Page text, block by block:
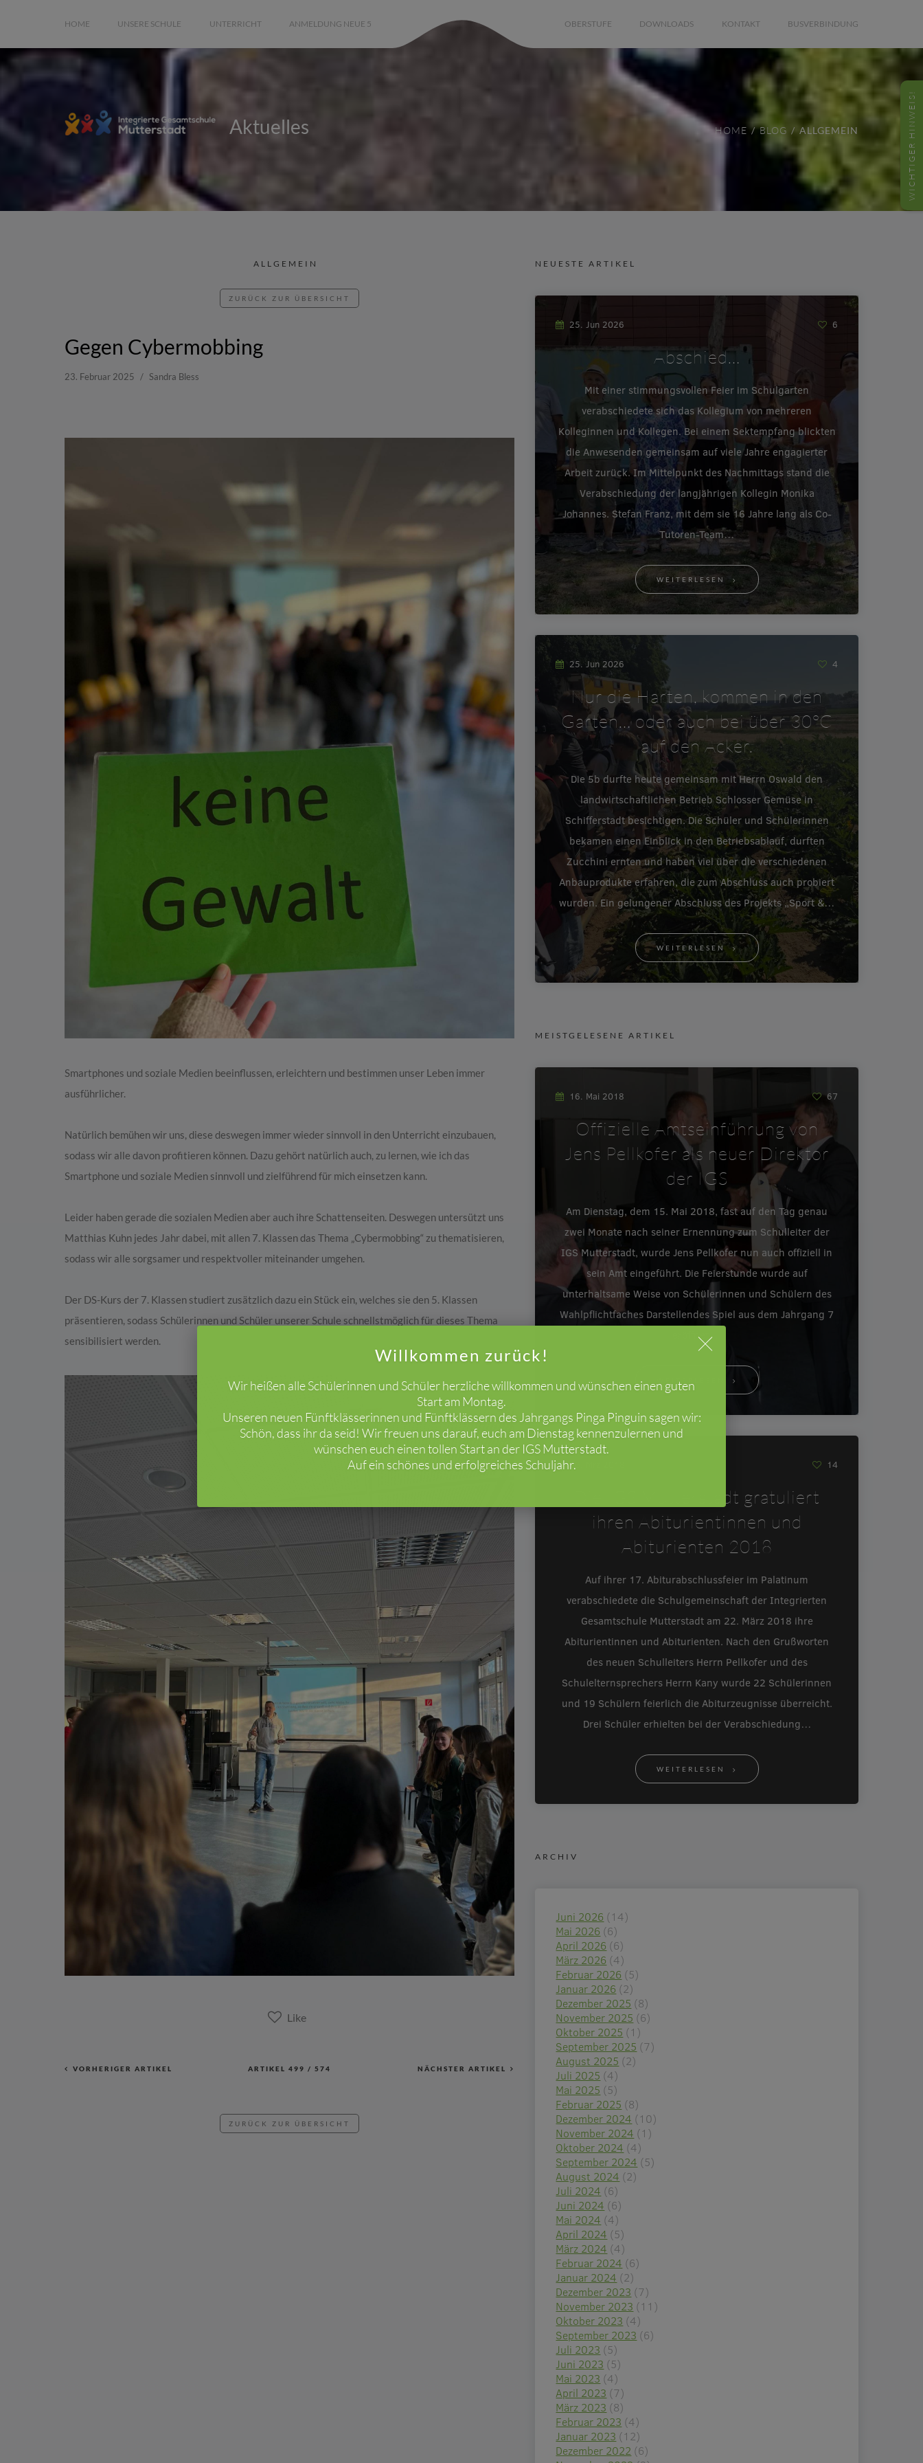
WICHTIGER HINWEIS!
Willkommen zurück!
Wir heißen alle Schülerinnen und Schüler herzliche willkommen und wünschen einen guten
Start am Montag.
Unseren neuen Fünftklässerinnen und Fünftklässern des Jahrgangs Pinga Pinguin sagen wir:
Schön, dass ihr da seid! Wir freuen uns darauf, euch am Dienstag kennenzulernen und
wünschen euch einen tollen Start an der IGS Mutterstadt.
Auf ein schönes und erfolgreiches Schuljahr.
HOME UNSERE SCHULE UNTERRICHT ANMELDUNG NEUE 5 OBERSTUFE DOWNLOADS KONTAKT BUSVERBINDUNG
Aktuelles HOME BLOG ALLGEMEIN
ALLGEMEIN
ZURÜCK ZUR ÜBERSICHT
Gegen Cybermobbing
23. Februar 2025 Sandra Bless
Smartphones und soziale Medien beeinflussen, erleichtern und bestimmen unser Leben immer
ausführlicher.
Natürlich bemühen wir uns, diese deswegen immer wieder sinnvoll in den Unterricht einzubauen,
sodass wir alle davon profitieren können. Dazu gehört natürlich auch, zu lernen, wie ich das
Smartphone und soziale Medien sinnvoll und zielführend für mich einsetzen kann.
Leider haben gerade die sozialen Medien aber auch ihre Schattenseiten. Deswegen untersützt uns
Matthias Kuhn jedes Jahr dabei, mit allen 7. Klassen das Thema „Cybermobbing“ zu thematisieren,
sodass wir alle sorgsamer und respektvoller miteinander umgehen.
Der DS-Kurs der 7. Klassen studiert zusätzlich dazu ein Stück ein, welches sie den 5. Klassen
präsentieren, sodass Schülerinnen und Schüler unserer Schule schnellstmöglich für dieses Thema
sensibilisiert werden.
VORHERIGER ARTIKEL ARTIKEL499 / 574 NÄCHSTER ARTIKEL
ZURÜCK ZUR ÜBERSICHT
NEUESTE ARTIKEL
25. Jun 2026 6
Abschied…
Mit einer stimmungsvollen Feier im Schulgarten
verabschiedete sich das Kollegium von mehreren
Kolleginnen und Kollegen. Bei einem Sektempfang blickten
die Anwesenden gemeinsam auf viele Jahre engagierter
Arbeit zurück. Im Mittelpunkt des Nachmittags stand die
Verabschiedung der langjährigen Kollegin Monika
Johannes. Stefan Franz, mit dem sie 16 Jahre lang als Co-
Tutoren-Team…
WEITERLESEN
25. Jun 2026 4
Nur die Harten, kommen in den
Garten… oder auch bei über 30°C
auf den Acker.
Die 5b durfte heute gemeinsam mit Herrn Oswald den
landwirtschaftlichen Betrieb Schlosser Gemüse in
Schifferstadt besichtigen. Die Schüler und Schülerinnen
bekamen einen Einblick in den Betriebsablauf, durften
Zucchini ernten und haben viel über die verschiedenen
Anbauprodukte erfahren, die zum Abschluss auch probiert
wurden. Ein gelungener Abschluss des Projekts „Sport &…
WEITERLESEN
MEISTGELESENE ARTIKEL
16. Mai 2018 67
Offizielle Amtseinführung von
Jens Pellkofer als neuer Direktor
der IGS
Am Dienstag, dem 15. Mai 2018, fast auf den Tag genau
zwei Monate nach seiner Ernennung zum Schulleiter der
IGS Mutterstadt, wurde Jens Pellkofer nun auch offiziell in
sein Amt eingeführt. Die Feierstunde wurde auf
unterhaltsame Weise von Schülerinnen und Schülern des
Wahlpflichtfaches Darstellendes Spiel aus dem Jahrgang 7
eröffnet.…
WEITERLESEN
26. Mrz 2018 14
Die IGS Mutterstadt gratuliert
ihren Abiturientinnen und
Abiturienten 2018
Auf ihrer 17. Abiturabschlussfeier im Palatinum
verabschiedete die Schulgemeinschaft der Integrierten
Gesamtschule Mutterstadt am 22. März 2018 ihre
Abiturientinnen und Abiturienten. Nach den Grußworten
des neuen Schulleiters Herrn Pellkofer und des
Schulelternsprechers Herrn Kany wurde 22 Schülerinnen
und 19 Schülern feierlich die Abiturzeugnisse überreicht.
Drei Schüler erhielten bei der Verabschiedung…
WEITERLESEN
ARCHIV
Juni 2026 (14)
Mai 2026 (6)
April 2026 (6)
März 2026 (4)
Februar 2026 (5)
Januar 2026 (2)
Dezember 2025 (8)
November 2025 (6)
Oktober 2025 (1)
September 2025 (7)
August 2025 (2)
Juli 2025 (4)
Mai 2025 (5)
Februar 2025 (8)
Dezember 2024 (10)
November 2024 (1)
Oktober 2024 (4)
September 2024 (5)
August 2024 (2)
Juli 2024 (6)
Juni 2024 (6)
Mai 2024 (4)
April 2024 (5)
März 2024 (4)
Februar 2024 (6)
Januar 2024 (2)
Dezember 2023 (7)
November 2023 (11)
Oktober 2023 (4)
September 2023 (6)
Juli 2023 (5)
Juni 2023 (5)
Mai 2023 (4)
April 2023 (7)
März 2023 (8)
Februar 2023 (4)
Januar 2023 (12)
Dezember 2022 (6)